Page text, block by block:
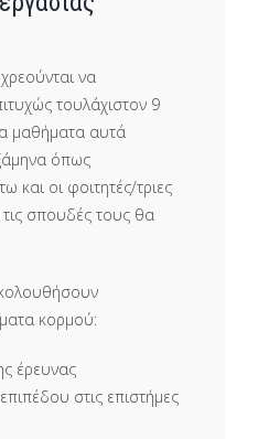
να
τουλάχιστον 9
μαθήματα αυτά
όπως
και οι φοιτητές/τριες
σπουδές τους θα
κορμού:
έρευνας
στις επιστήμες